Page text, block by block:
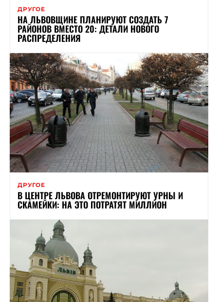
ДРУГОЕ
НА ЛЬВОВЩИНЕ ПЛАНИРУЮТ СОЗДАТЬ 7
РАЙОНОВ ВМЕСТО 20: ДЕТАЛИ НОВОГО
РАСПРЕДЕЛЕНИЯ
ДРУГОЕ
В ЦЕНТРЕ ЛЬВОВА ОТРЕМОНТИРУЮТ УРНЫ И
СКАМЕЙКИ: НА ЭТО ПОТРАТЯТ МИЛЛИОН